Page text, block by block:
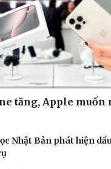
tăng, Apple muốn
Nhật Bản phát hiện